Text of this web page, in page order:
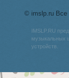
© imslp.ru
IMSLP.RU
музыкальных
устройств.